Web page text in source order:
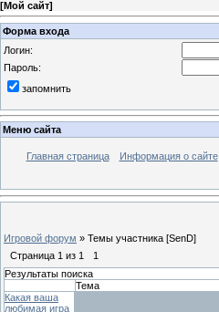
[Мой сайт]
Форма входа
Логин:
Пароль:
запомнить
Меню сайта
Главная страница Информация о сайте
Игровой форум » Темы участника [SenD]
Страница 1 из 1
1
Результаты поиска
Тема
Какая ваша
любимая игра